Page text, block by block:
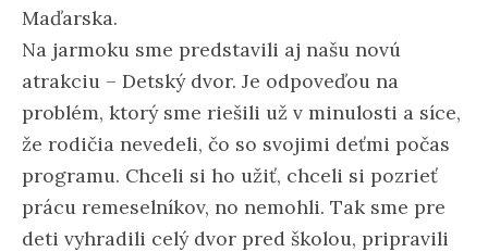
Maďarska.
Na jarmoku sme predstavili aj našu novú
atrakciu – Detský dvor. Je odpoveďou na
problém, ktorý sme riešili už v minulosti a síce,
že rodičia nevedeli, čo so svojimi deťmi počas
programu. Chceli si ho užiť, chceli si pozrieť
prácu remeselníkov, no nemohli. Tak sme pre
deti vyhradili celý dvor pred školou, pripravili